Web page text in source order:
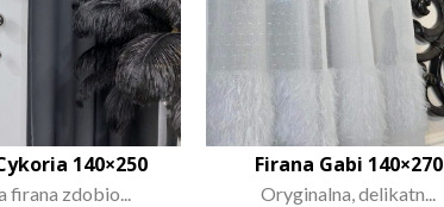
140×250
firana zdobio...
Firana Gabi 140×270
Oryginalna, delikatn...